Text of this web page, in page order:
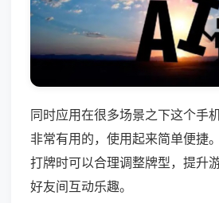
同时应用在很多场景之下这个手
非常有用的，使用起来简单便捷
打牌时可以合理调整牌型，提升
好友间互动乐趣。